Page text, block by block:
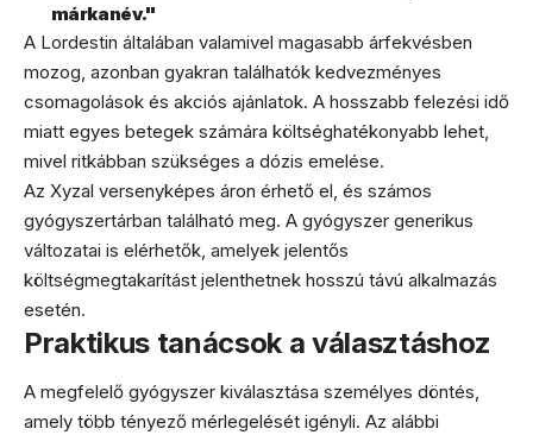
márkanév."
A Lordestin általában valamivel magasabb árfekvésben
mozog, azonban gyakran találhatók kedvezményes
csomagolások és akciós ajánlatok. A hosszabb felezési idő
miatt egyes betegek számára költséghatékonyabb lehet,
mivel ritkábban szükséges a dózis emelése.
Az Xyzal versenyképes áron érhető el, és számos
gyógyszertárban található meg. A gyógyszer generikus
változatai is elérhetők, amelyek jelentős
költségmegtakarítást jelenthetnek hosszú távú alkalmazás
esetén.
Praktikus tanácsok a választáshoz
A megfelelő gyógyszer kiválasztása személyes döntés,
amely több tényező mérlegelését igényli. Az alábbi